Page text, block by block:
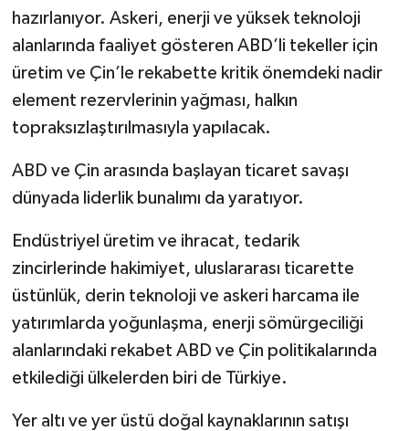
hazırlanıyor. Askeri, enerji ve yüksek teknoloji
alanlarında faaliyet gösteren ABD’li tekeller için
üretim ve Çin’le rekabette kritik önemdeki nadir
element rezervlerinin yağması, halkın
topraksızlaştırılmasıyla yapılacak.
ABD ve Çin arasında başlayan ticaret savaşı
dünyada liderlik bunalımı da yaratıyor.
Endüstriyel üretim ve ihracat, tedarik
zincirlerinde hakimiyet, uluslararası ticarette
üstünlük, derin teknoloji ve askeri harcama ile
yatırımlarda yoğunlaşma, enerji sömürgeciliği
alanlarındaki rekabet ABD ve Çin politikalarında
etkilediği ülkelerden biri de Türkiye.
Yer altı ve yer üstü doğal kaynaklarının satışı